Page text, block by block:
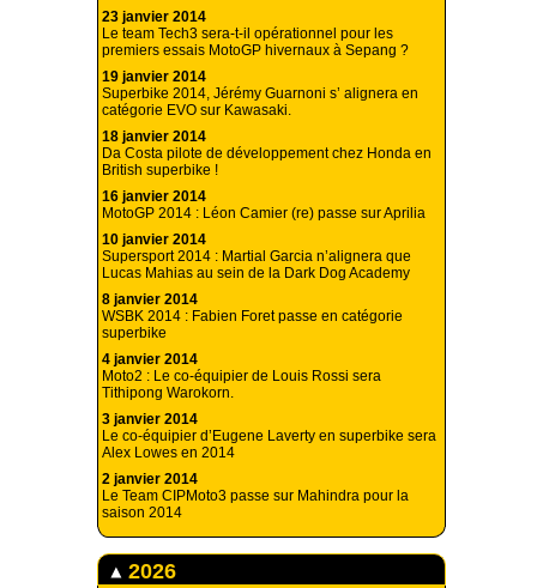
23 janvier 2014
Le team Tech3 sera-t-il opérationnel pour les
premiers essais MotoGP hivernaux à Sepang ?
19 janvier 2014
Superbike 2014, Jérémy Guarnoni s’ alignera en
catégorie EVO sur Kawasaki.
18 janvier 2014
Da Costa pilote de développement chez Honda en
British superbike !
16 janvier 2014
MotoGP 2014 : Léon Camier (re) passe sur Aprilia
10 janvier 2014
Supersport 2014 : Martial Garcia n’alignera que
Lucas Mahias au sein de la Dark Dog Academy
8 janvier 2014
WSBK 2014 : Fabien Foret passe en catégorie
superbike
4 janvier 2014
Moto2 : Le co-équipier de Louis Rossi sera
Tithipong Warokorn.
3 janvier 2014
Le co-équipier d’Eugene Laverty en superbike sera
Alex Lowes en 2014
2 janvier 2014
Le Team CIPMoto3 passe sur Mahindra pour la
saison 2014
2026